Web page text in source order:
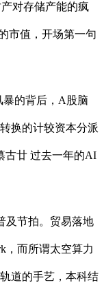
对存储产能的疯
市值，开场第一句
的背后，A股脑
换的计较资本分派
古廿 过去一年的AI
节拍。贸易落地
，而所谓太空算力
道的手艺，本科结